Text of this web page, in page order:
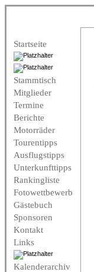
Startseite
Stammtisch
Mitglieder
Termine
Berichte
Motorräder
Tourentipps
Ausflugstipps
Unterkunfttipps
Rankingliste
Fotowettbewerb
Gästebuch
Sponsoren
Kontakt
Links
Kalenderarchiv